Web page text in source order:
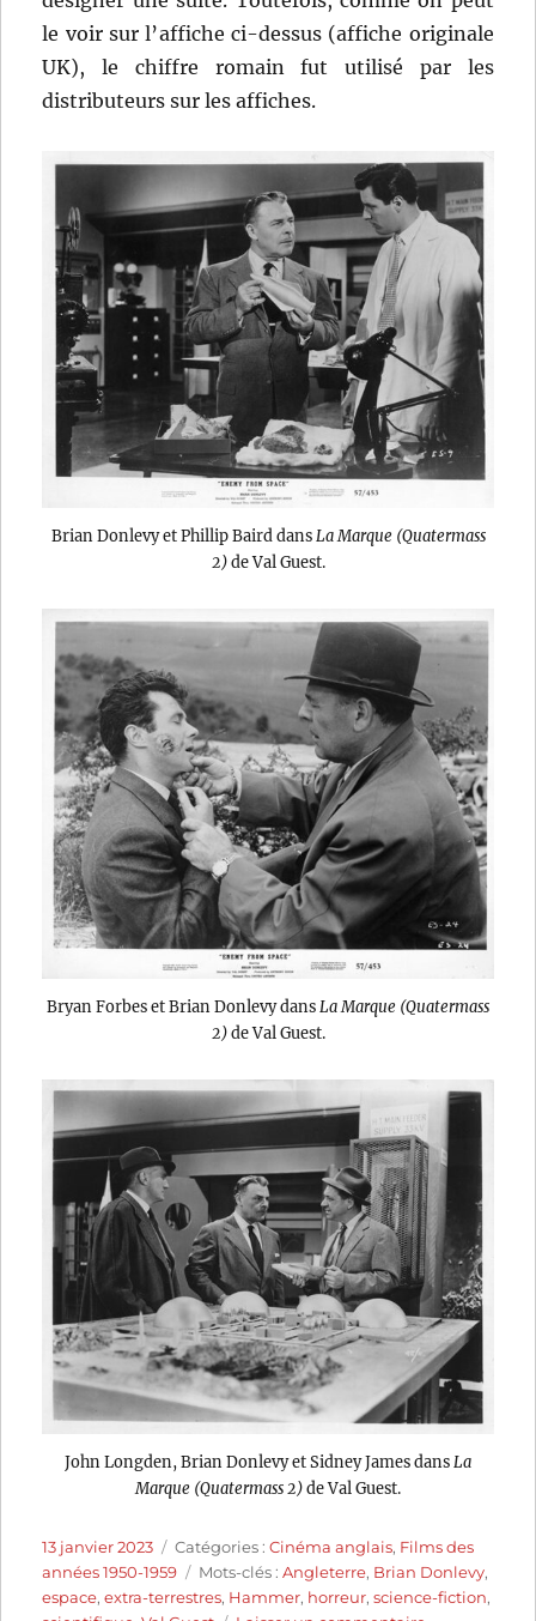
le voir sur l’affiche ci-dessus (affiche originale
UK), le chiffre romain fut utilisé par les
distributeurs sur les affiches.
Brian Donlevy et Phillip Baird dans La Marque (Quatermass
2)de Val Guest.
Bryan Forbes et Brian Donlevy dans La Marque (Quatermass
2)de Val Guest.
John Longden, Brian Donlevy et Sidney James dans La
Marque (Quatermass 2)de Val Guest.
Publié
le
13 janvier 2023 Catégories
Catégories :Cinéma anglais, Films des
années 1950-1959
Étiquettes
Mots-clés :Angleterre, Brian Donlevy,
espace,extra-terrestres, Hammer, horreur,science-fiction,